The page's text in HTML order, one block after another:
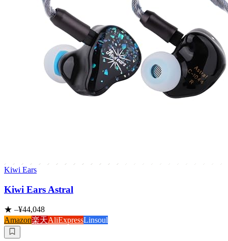
Kiwi Ears
Kiwi Ears Astral
★ –¥44,048
Amazon楽天AliExpressLinsoul